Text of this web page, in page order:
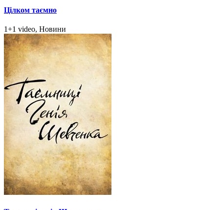
Цілком таємно
1+1 video, Новини